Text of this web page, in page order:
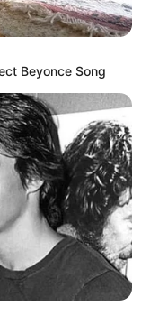
Beyonce Song